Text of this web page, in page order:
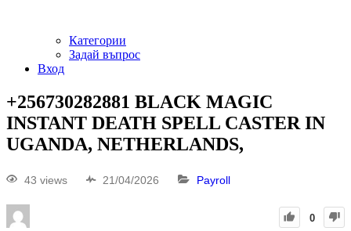
Категории
Задай въпрос
Вход
+256730282881 BLACK MAGIC
INSTANT DEATH SPELL CASTER IN
UGANDA, NETHERLANDS,
43 views 21/04/2026 Payroll
0